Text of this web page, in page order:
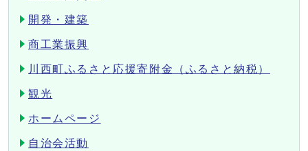
開発・建築
商工業振興
川西町ふるさと応援寄附金（ふるさと納税）
観光
ホームページ
自治会活動